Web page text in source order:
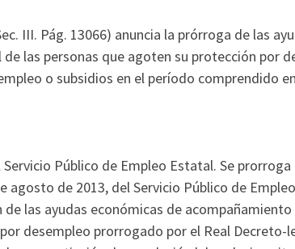
III. Pág. 13066) anuncia la prórroga de las
las personas que agoten su protección por
o subsidios en el período comprendido
Público de Empleo Estatal. Se
agosto de 2013, del Servicio Público de
las ayudas económicas de
desempleo prorrogado por el Real Decreto-